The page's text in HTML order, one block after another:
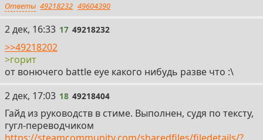
Ответы 49218232 49604390
17
2 дек, 16:33 17 49218232
>>49218202
>горит
от вонючего battle eye какого нибудь разве что :\
18
2 дек, 17:03 18 49218404
Гайд из руководств в стиме. Выполнен, судя по тексту,
гугл-переводчиком